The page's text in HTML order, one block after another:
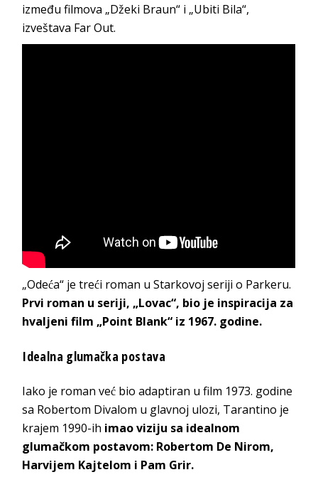
između filmova „Džeki Braun“ i „Ubiti Bila“,
izveštava Far Out.
„Odeća“ je treći roman u Starkovoj seriji o Parkeru.
Prvi roman u seriji, „Lovac“, bio je inspiracija za
hvaljeni film „Point Blank“ iz 1967. godine.
Idealna glumačka postava
Iako je roman već bio adaptiran u film 1973. godine
sa Robertom Divalom u glavnoj ulozi, Tarantino je
krajem 1990-ih imao viziju sa idealnom
glumačkom postavom: Robertom De Nirom,
Harvijem Kajtelom i Pam Grir.